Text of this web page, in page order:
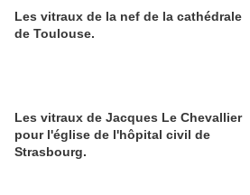
Les vitraux de la nef de la cathédrale
de Toulouse.
Les vitraux de Jacques Le Chevallier
pour l'église de l'hôpital civil de
Strasbourg.